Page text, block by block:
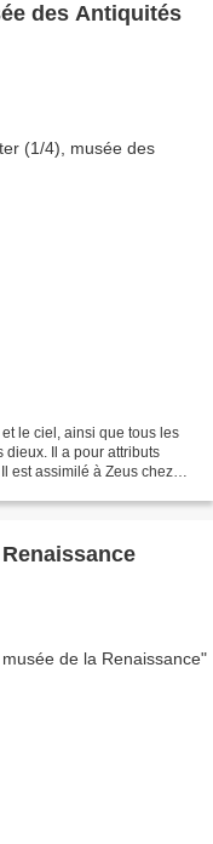
des Antiquités
le ciel, ainsi que tous les
dieux. Il a pour attributs
est assimilé à Zeus chez